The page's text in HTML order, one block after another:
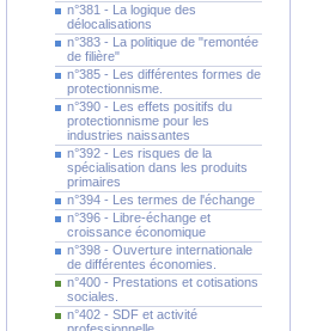
n°381 - La logique des
délocalisations
n°383 - La politique de "remontée
de filière"
n°385 - Les différentes formes de
protectionnisme.
n°390 - Les effets positifs du
protectionnisme pour les
industries naissantes
n°392 - Les risques de la
spécialisation dans les produits
primaires
n°394 - Les termes de l'échange
n°396 - Libre-échange et
croissance économique
n°398 - Ouverture internationale
de différentes économies.
n°400 - Prestations et cotisations
sociales.
n°402 - SDF et activité